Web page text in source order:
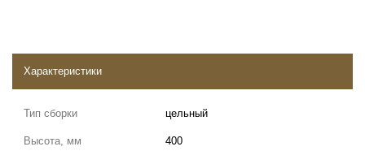
Характеристики
Тип сборки цельный
Высота, мм 400